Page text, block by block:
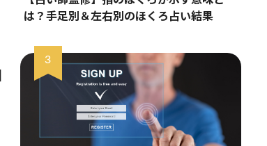
は？手足別＆左右別のほくろ占い結果